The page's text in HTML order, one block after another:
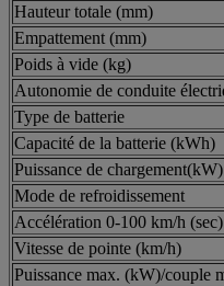
Hauteur totale (mm)
Empattement (mm)
Poids à vide (kg)
Autonomie de conduite
Type de batterie
Capacité de la batterie (kWh)
Puissance de chargement(kW)
Mode de refroidissement
Accélération 0-100 km/h (sec)
Vitesse de pointe (km/h)
Puissance max. (kW)/couple